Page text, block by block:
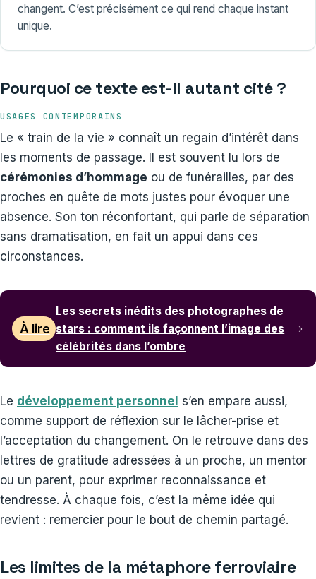
changent. C’est précisément ce qui rend chaque instant
unique.
Pourquoi ce texte est-il autant cité ?
USAGES CONTEMPORAINS
Le « train de la vie » connaît un regain d’intérêt dans
les moments de passage. Il est souvent lu lors de
cérémonies d’hommage ou de funérailles, par des
proches en quête de mots justes pour évoquer une
absence. Son ton réconfortant, qui parle de séparation
sans dramatisation, en fait un appui dans ces
circonstances.
À lire
Les secrets inédits des photographes de
stars : comment ils façonnent l’image des
célébrités dans l’ombre
Le développement personnel s’en empare aussi,
comme support de réflexion sur le lâcher-prise et
l’acceptation du changement. On le retrouve dans des
lettres de gratitude adressées à un proche, un mentor
ou un parent, pour exprimer reconnaissance et
tendresse. À chaque fois, c’est la même idée qui
revient : remercier pour le bout de chemin partagé.
Les limites de la métaphore ferroviaire